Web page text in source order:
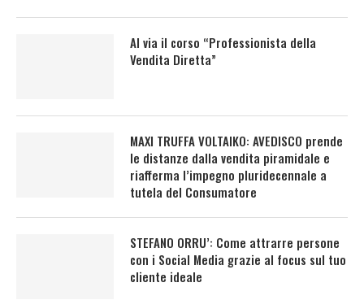
Al via il corso “Professionista della
Vendita Diretta”
MAXI TRUFFA VOLTAIKO: AVEDISCO prende
le distanze dalla vendita piramidale e
riafferma l’impegno pluridecennale a
tutela del Consumatore
STEFANO ORRU’: Come attrarre persone
con i Social Media grazie al focus sul tuo
cliente ideale